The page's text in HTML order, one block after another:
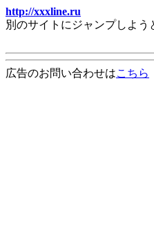
http://xxxline.ru
別のサイトにジャンプしよ
広告のお問い合わせはこちら